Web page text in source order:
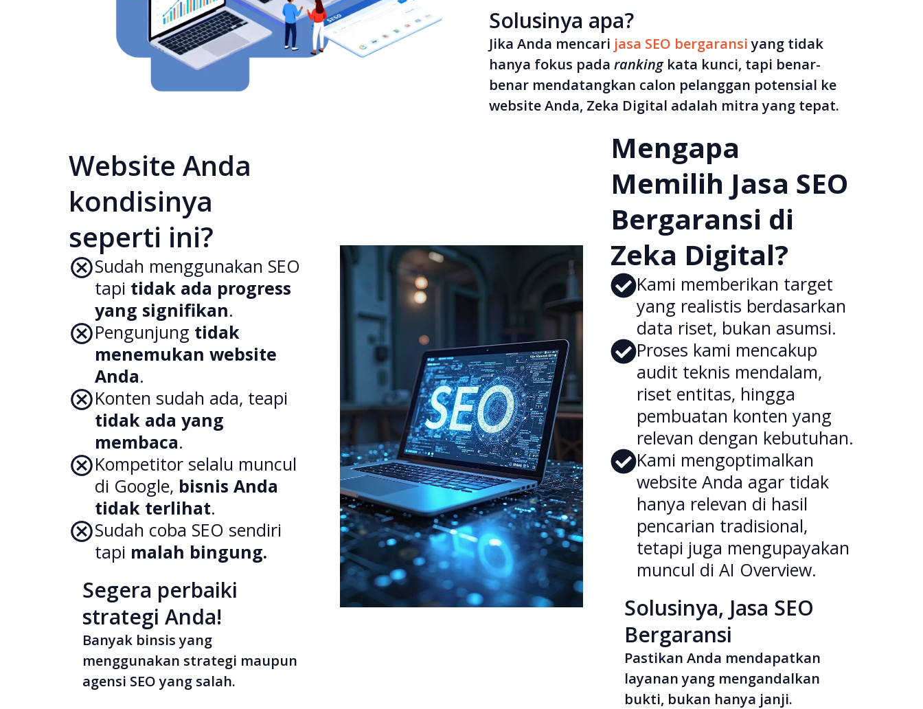
Solusinya apa?
Jika Anda mencari jasa SEO bergaransiyang tidak
hanya fokus pada rankingkata kunci, tapi benar-
benar mendatangkan calon pelanggan potensial ke
website Anda, Zeka Digital adalah mitra yang tepat.
Website Anda
kondisinya
seperti ini?
Sudah menggunakan SEO
tapi tidak ada progress
yang signifikan.
Pengunjung tidak
menemukan website
Anda.
Konten sudah ada, teapi
tidak ada yang
membaca.
Kompetitor selalu muncul
di Google, bisnis Anda
tidak terlihat.
Sudah coba SEO sendiri
tapi malah bingung.
Segera perbaiki
strategi Anda!
Banyak binsis yang
menggunakan strategi maupun
agensi SEO yang salah.
Mengapa
Memilih Jasa SEO
Bergaransi di
Zeka Digital?
Kami memberikan target
yang realistis berdasarkan
data riset, bukan asumsi.
Proses kami mencakup
audit teknis mendalam,
riset entitas, hingga
pembuatan konten yang
relevan dengan kebutuhan.
Kami mengoptimalkan
website Anda agar tidak
hanya relevan di hasil
pencarian tradisional,
tetapi juga mengupayakan
muncul di AI Overview.
Solusinya, Jasa SEO
Bergaransi
Pastikan Anda mendapatkan
layanan yang mengandalkan
bukti, bukan hanya janji.